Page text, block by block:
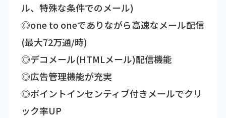
ル、特殊な条件でのメール)
◎one to oneでありながら高速なメール配信
(最大72万通/時)
◎デコメール(HTMLメール)配信機能
◎広告管理機能が充実
◎ポイントインセンティブ付きメールでクリ
ック率UP